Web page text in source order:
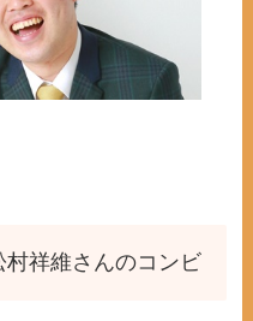
祥維さんのコンビ